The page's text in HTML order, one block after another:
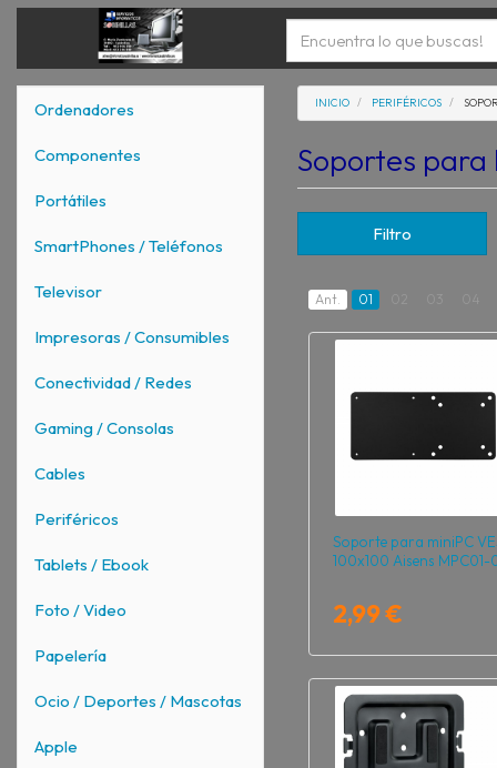
Ordenadores
Componentes
Portátiles
SmartPhones / Teléfonos
Televisor
Impresoras / Consumibles
Conectividad / Redes
Gaming / Consolas
Cables
Periféricos
Tablets / Ebook
Foto / Video
Papelería
Ocio / Deportes / Mascotas
Apple
INICIO PERIFÉRICOS
Soportes
Filtro
Ant. 01 03
Soporte para miniPC
100x100 Aisens MPC01-
2,99 €